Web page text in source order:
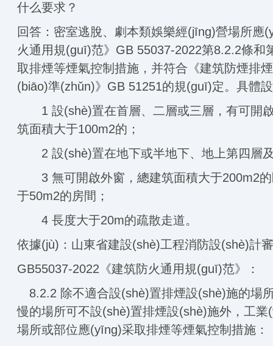
什么要求？
回答：密室逃脫、劇本類娛樂經(jīng)營場所
火通用規(guī)范》GB 55037-2022第8.2.2條和
取排煙等煙氣控制措施，并符合《建筑防煙排
(biāo)準(zhǔn)》GB 51251的規(guī)定。具體
1 設(shè)置在首層、二層或三層，有可開啟
筑面積大于100m2的；
2 設(shè)置在地下或半地下、地上第四層
3 無可開啟外窗，總建筑面積大于200m2
于50m2的房間；
4 長度大于20m的疏散走道。
依據(jù)：山東省建設(shè)工程消防設(shè)計
GB55037-2022《建筑防火通用規(guī)范》：
8.2.2 除不適合設(shè)置排煙設(shè)施的場所
慢的場所可不設(shè)置排煙設(shè)施外，工
場所或部位應(yīng)采取排煙等煙氣控制措施：